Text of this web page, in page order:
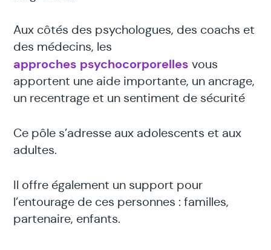
Aux côtés des psychologues, des coachs et
des médecins, les
approches psychocorporelles vous
apportent une aide importante, un ancrage,
un recentrage et un sentiment de sécurité
Ce pôle s’adresse aux adolescents et aux
adultes.
Il offre également un support pour
l’entourage de ces personnes : familles,
partenaire, enfants.